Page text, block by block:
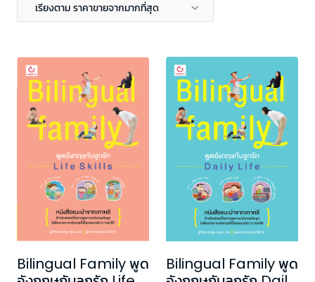
เรียงตาม ราคาขายจากมากที่สุด
Bilingual Family พูด
Bilingual Family พูด